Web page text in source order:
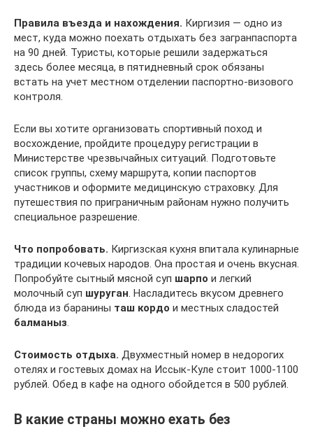
Правила въезда и нахождения. Киргизия — одно из
мест, куда можно поехать отдыхать без загранпаспорта
на 90 дней. Туристы, которые решили задержаться
здесь более месяца, в пятидневный срок обязаны
встать на учет местном отделении паспортно-визового
контроля.
Если вы хотите организовать спортивный поход и
восхождение, пройдите процедуру регистрации в
Министерстве чрезвычайных ситуаций. Подготовьте
список группы, схему маршрута, копии паспортов
участников и оформите медицинскую страховку. Для
путешествия по приграничным районам нужно получить
специальное разрешение.
Что попробовать. Киргизская кухня впитала кулинарные
традиции кочевых народов. Она простая и очень вкусная.
Попробуйте сытный мясной суп шарпо и легкий
молочный суп шуруган. Насладитесь вкусом древнего
блюда из баранины таш кордо и местных сладостей
балманыз.
Стоимость отдыха. Двухместный номер в недорогих
отелях и гостевых домах на Иссык-Куле стоит 1000-1100
рублей. Обед в кафе на одного обойдется в 500 рублей.
В какие страны можно ехать без